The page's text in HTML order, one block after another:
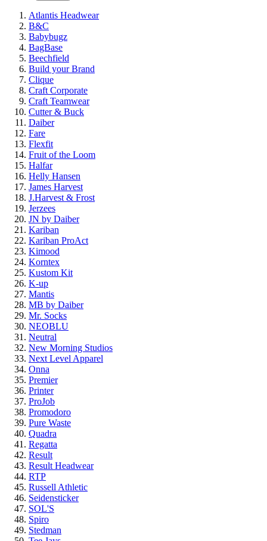
Atlantis Headwear
B&C
Babybugz
BagBase
Beechfield
Build your Brand
Clique
Craft Corporate
Craft Teamwear
Cutter & Buck
Daiber
Fare
Flexfit
Fruit of the Loom
Halfar
Helly Hansen
James Harvest
J.Harvest & Frost
Jerzees
JN by Daiber
Kariban
Kariban ProAct
Kimood
Korntex
Kustom Kit
K-up
Mantis
MB by Daiber
Mr. Socks
NEOBLU
Neutral
New Morning Studios
Next Level Apparel
Onna
Premier
Printer
ProJob
Promodoro
Pure Waste
Quadra
Regatta
Result
Result Headwear
RTP
Russell Athletic
Seidensticker
SOL'S
Spiro
Stedman